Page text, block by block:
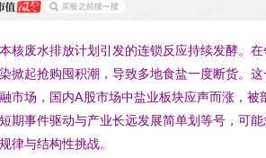
核废水排放计划引发的连锁反应持续发酵。
掀起抢购囤积潮，导致多地食盐一度断货。
市场，国内A股市场中盐业板块应声而涨，被
期事件驱动与产业长远发展简单划等号，可
律与结构性挑战。